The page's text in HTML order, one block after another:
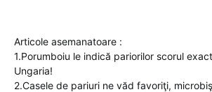
Articole asemanatoare :
1.Porumboiu le indică pariorilor scorul
Ungaria!
2.Casele de pariuri ne văd favoriţi,